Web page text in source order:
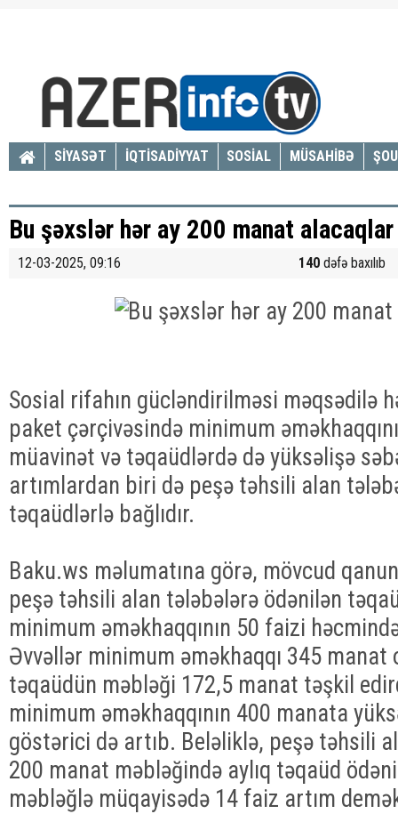
SİYASƏT İQTİSADİYYAT SOSİAL MÜSAHİBƏ
Bu şəxslər hər ay 200 manat alacaqlar
12-03-2025, 09:16 140 dəfə baxılıb
Sosial rifahın gücləndirilməsi məqsədilə
paket çərçivəsində minimum
müavinət və təqaüdlərdə də yüksəlişə
artımlardan biri də peşə təhsili alan
təqaüdlərlə bağlıdır.
Baku.ws məlumatına görə, mövcud
peşə təhsili alan tələbələrə ödənilən
minimum əməkhaqqının 50 faizi
Əvvəllər minimum əməkhaqqı 345 manat
təqaüdün məbləği 172,5 manat təşkil
minimum əməkhaqqının 400 manata
göstərici də artıb. Beləliklə, peşə təhsili
200 manat məbləğində aylıq təqaüd
məbləğlə müqayisədə 14 faiz artım